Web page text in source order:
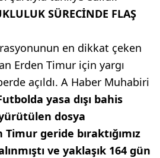
SÜRECİNDE FLAŞ
en dikkat çeken
Erden Timur için yargı
açıldı. A Haber Muhabiri
yasa dışı bahis
dosya
geride bıraktığımız
ve yaklaşık 164 gün